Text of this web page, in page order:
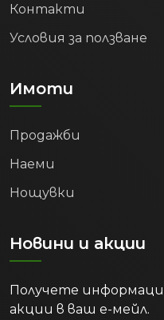
Контакти
Условия за ползване
Имоти
Продажби
Наеми
Нощувки
Новини и акции
Получете
акции в ваш е-мейл.